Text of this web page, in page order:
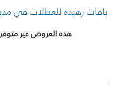
باقات زهيدة للعطلات في
هذه العروض غير